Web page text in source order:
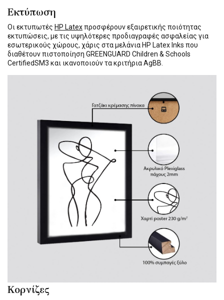
Εκτύπωση
Οι εκτυπωτές HP Latexπροσφέρουν εξαιρετικής ποιότητας
εκτυπώσεις, με τις υψηλότερες προδιαγραφές ασφαλείας για
εσωτερικούς χώρους, χάρις στα μελάνια HP Latex Inks που
διαθέτουν πιστοποίηση GREENGUARD Children & Schools
CertifiedSM3 και ικανοποιούν τα κριτήρια AgBB.
Κορνίζες